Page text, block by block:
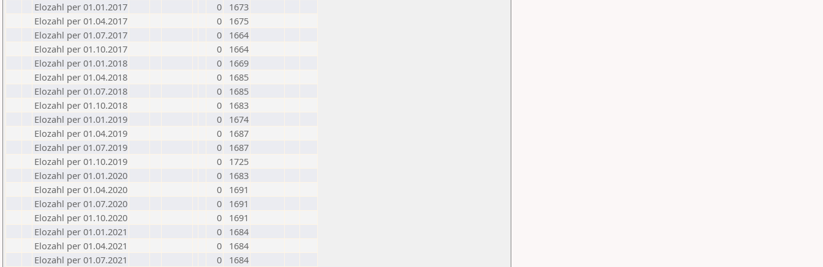
Elozahl per 01.01.2017
0
1673
Elozahl per 01.04.2017
0
1675
Elozahl per 01.07.2017
0
1664
Elozahl per 01.10.2017
0
1664
Elozahl per 01.01.2018
0
1669
Elozahl per 01.04.2018
0
1685
Elozahl per 01.07.2018
0
1685
Elozahl per 01.10.2018
0
1683
Elozahl per 01.01.2019
0
1674
Elozahl per 01.04.2019
0
1687
Elozahl per 01.07.2019
0
1687
Elozahl per 01.10.2019
0
1725
Elozahl per 01.01.2020
0
1683
Elozahl per 01.04.2020
0
1691
Elozahl per 01.07.2020
0
1691
Elozahl per 01.10.2020
0
1691
Elozahl per 01.01.2021
0
1684
Elozahl per 01.04.2021
0
1684
Elozahl per 01.07.2021
0
1684